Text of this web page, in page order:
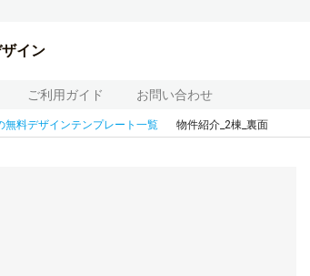
イン
ご利用ガイド お問い合わせ
無料デザインテンプレート一覧 物件紹介_2棟_裏面